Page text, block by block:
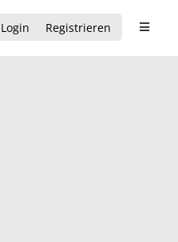
Login Registrieren